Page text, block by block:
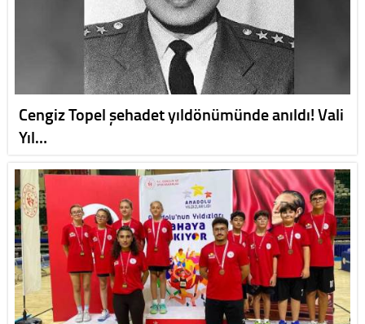
Cengiz Topel şehadet yıldönümünde anıldı! Vali
Yıl…